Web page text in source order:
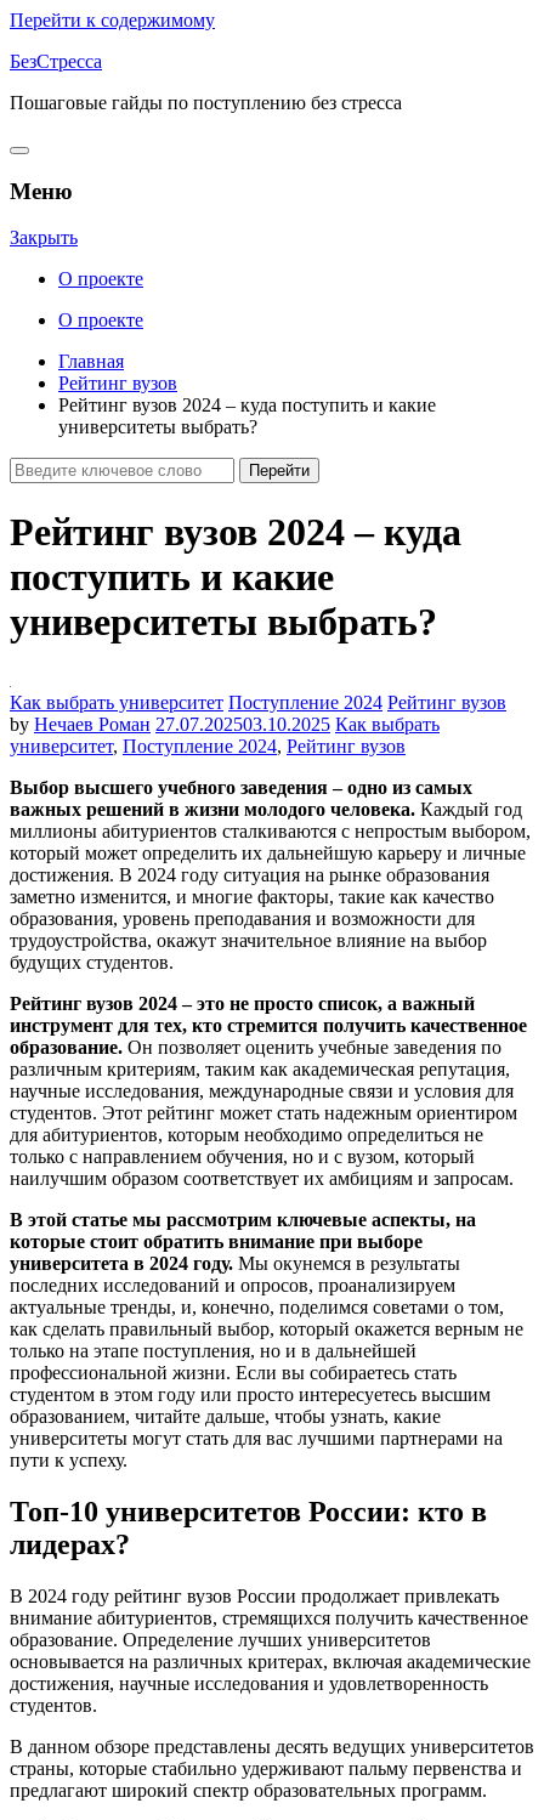
Перейти к содержимому
БезСтресса
Пошаговые гайды по поступлению без стресса
Меню
Закрыть
О проекте
О проекте
Главная
Рейтинг вузов
Рейтинг вузов 2024 – куда поступить и какие
университеты выбрать?
Рейтинг вузов 2024 – куда
поступить и какие
университеты выбрать?
Как выбрать университет Поступление 2024 Рейтинг вузов
by Нечаев Роман 27.07.202503.10.2025 Как выбрать
университет, Поступление 2024, Рейтинг вузов
Выбор высшего учебного заведения – одно из самых
важных решений в жизни молодого человека. Каждый год
миллионы абитуриентов сталкиваются с непростым выбором,
который может определить их дальнейшую карьеру и личные
достижения. В 2024 году ситуация на рынке образования
заметно изменится, и многие факторы, такие как качество
образования, уровень преподавания и возможности для
трудоустройства, окажут значительное влияние на выбор
будущих студентов.
Рейтинг вузов 2024 – это не просто список, а важный
инструмент для тех, кто стремится получить качественное
образование. Он позволяет оценить учебные заведения по
различным критериям, таким как академическая репутация,
научные исследования, международные связи и условия для
студентов. Этот рейтинг может стать надежным ориентиром
для абитуриентов, которым необходимо определиться не
только с направлением обучения, но и с вузом, который
наилучшим образом соответствует их амбициям и запросам.
В этой статье мы рассмотрим ключевые аспекты, на
которые стоит обратить внимание при выборе
университета в 2024 году. Мы окунемся в результаты
последних исследований и опросов, проанализируем
актуальные тренды, и, конечно, поделимся советами о том,
как сделать правильный выбор, который окажется верным не
только на этапе поступления, но и в дальнейшей
профессиональной жизни. Если вы собираетесь стать
студентом в этом году или просто интересуетесь высшим
образованием, читайте дальше, чтобы узнать, какие
университеты могут стать для вас лучшими партнерами на
пути к успеху.
Топ-10 университетов России: кто в
лидерах?
В 2024 году рейтинг вузов России продолжает привлекать
внимание абитуриентов, стремящихся получить качественное
образование. Определение лучших университетов
основывается на различных критерах, включая академические
достижения, научные исследования и удовлетворенность
студентов.
В данном обзоре представлены десять ведущих университетов
страны, которые стабильно удерживают пальму первенства и
предлагают широкий спектр образовательных программ.